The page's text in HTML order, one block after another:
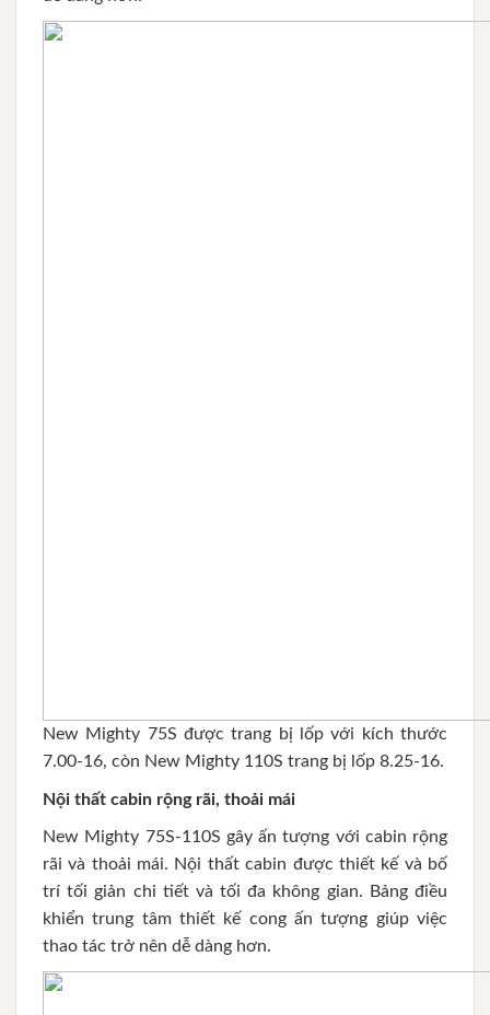
New Mighty 75S được trang bị lốp với kích thước
7.00-16, còn New Mighty 110S trang bị lốp 8.25-16.
Nội thất cabin rộng rãi, thoải mái
New Mighty 75S-110S gây ấn tượng với cabin rộng
rãi và thoải mái. Nội thất cabin được thiết kế và bố
trí tối giản chi tiết và tối đa không gian. Bảng điều
khiển trung tâm thiết kế cong ấn tượng giúp việc
thao tác trở nên dễ dàng hơn.